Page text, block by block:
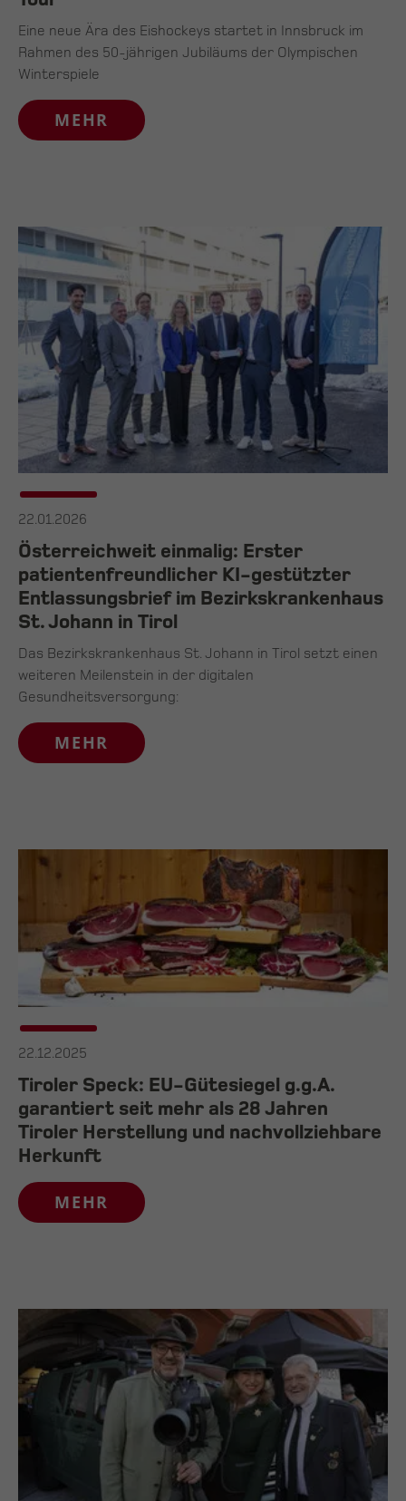
Eine neue Ära des Eishockeys startet in Innsbruck im
Rahmen des 50-jährigen Jubiläums der Olympischen
Winterspiele
MEHR
22.01.2026
Österreichweit einmalig: Erster
patientenfreundlicher KI-gestützter
Entlassungsbrief im Bezirkskrankenhaus
St. Johann in Tirol
Das Bezirkskrankenhaus St. Johann in Tirol setzt einen
weiteren Meilenstein in der digitalen
Gesundheitsversorgung:
MEHR
22.12.2025
Tiroler Speck: EU-Gütesiegel g.g.A.
garantiert seit mehr als 28 Jahren
Tiroler Herstellung und nachvollziehbare
Herkunft
MEHR